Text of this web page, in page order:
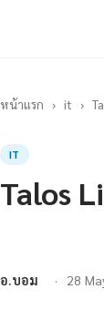
หน้าแรก › it ›
IT
Talos
อ.บอม 28